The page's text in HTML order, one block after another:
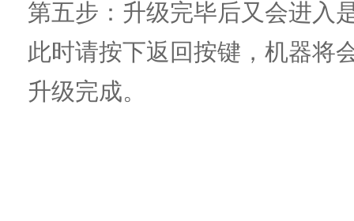
第五步：升级完毕后又会进入
此时请按下返回按键，机器将
升级完成。